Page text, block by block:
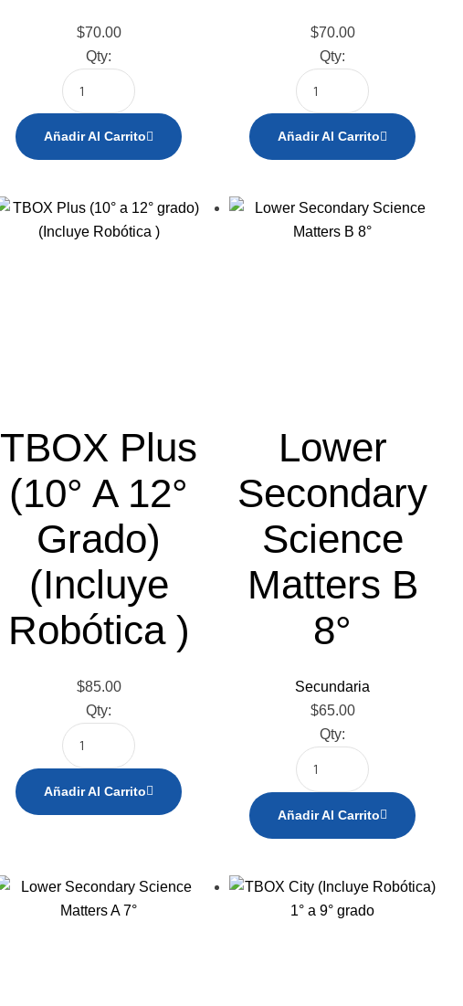
$70.00
Qty:
Añadir Al Carrito
$70.00
Qty:
Añadir Al Carrito
TBOX Plus
(10° A 12°
Grado)
(Incluye
Robótica )
$85.00
Qty:
Añadir Al Carrito
Lower
Secondary
Science
Matters B
8°
Secundaria
$65.00
Qty:
Añadir Al Carrito